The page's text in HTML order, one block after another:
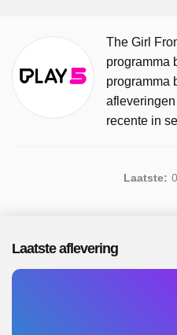
The Girl
programma
programma
recente in
Laatste:
Laatste aflevering